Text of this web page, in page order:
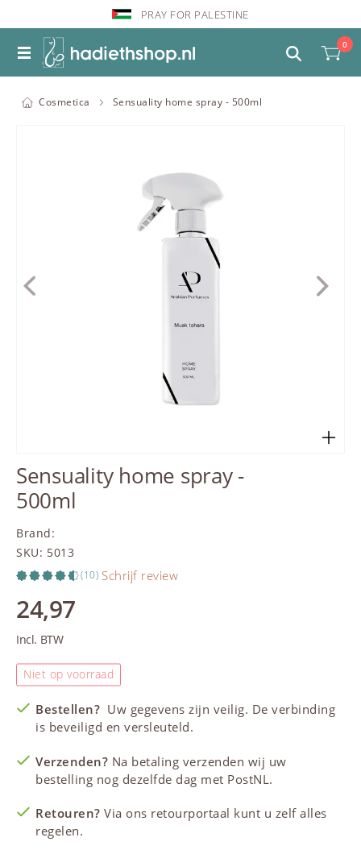
PRAY FOR PALESTINE
0
Cosmetica Sensuality home spray - 500ml
Sensuality home spray -
500ml
Brand:
SKU: 5013
(10) Schrijf review
24,97
Incl. BTW
Niet op voorraad
Bestellen? Uw gegevens zijn veilig. De verbinding
is beveiligd en versleuteld.
Verzenden? Na betaling verzenden wij uw
bestelling nog dezelfde dag met PostNL.
Retouren? Via ons retourportaal kunt u zelf alles
regelen.